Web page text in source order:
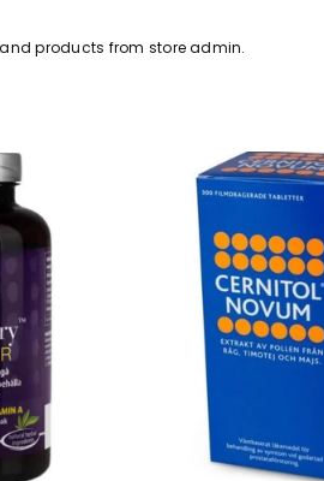
products from store admin.